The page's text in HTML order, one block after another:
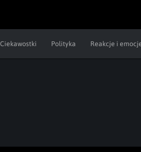
Ciekawostki Polityka Reakcje i